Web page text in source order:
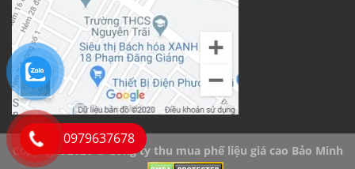
Copyright 2026 ©Công ty thu mua phế liệu giá cao Bảo Minh
0979637678